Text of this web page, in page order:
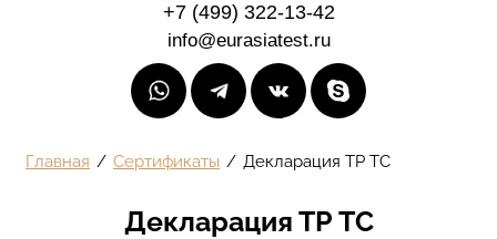
+7 (499) 322-13-42
info@eurasiatest.ru
Главная / Сертификаты / Декларация ТР ТС
Декларация ТР ТС